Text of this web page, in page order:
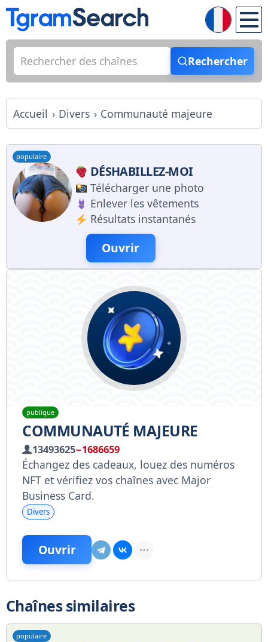
Rechercher
Accueil Divers Communauté majeure
populaire
DÉSHABILLEZ-MOI
Télécharger une photo
Enlever les vêtements
Résultats instantanés
Ouvrir
publique
COMMUNAUTÉ MAJEURE
13493625−1686659
Échangez des cadeaux, louez des numéros
NFT et vérifiez vos chaînes avec Major
Business Card.
Divers
Ouvrir
Chaînes similaires
populaire